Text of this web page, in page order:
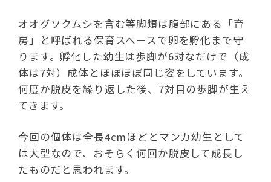
オオグソクムシを含む等脚類は腹部にある「育
房」と呼ばれる保育スペースで卵を孵化まで守
ります。孵化した幼生は歩脚が6対なだけで（成
体は7対）成体とほぼほぼ同じ姿をしています。
何度か脱皮を繰り返した後、7対目の歩脚が生え
てきます。
今回の個体は全長4cmほどとマンカ幼生として
は大型なので、おそらく何回か脱皮して成長し
たものだと思われます。